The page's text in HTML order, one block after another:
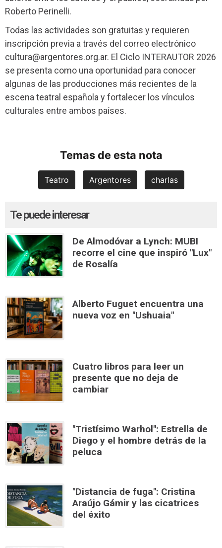
Roberto Perinelli.
Todas las actividades son gratuitas y requieren
inscripción previa a través del correo electrónico
cultura@argentores.org.ar. El Ciclo INTERAUTOR 2026
se presenta como una oportunidad para conocer
algunas de las producciones más recientes de la
escena teatral española y fortalecer los vínculos
culturales entre ambos países.
Temas de esta nota
Teatro Argentores charlas
Te puede interesar
De Almodóvar a Lynch: MUBI
recorre el cine que inspiró "Lux"
de Rosalía
Alberto Fuguet encuentra una
nueva voz en "Ushuaia"
Cuatro libros para leer un
presente que no deja de
cambiar
"Tristísimo Warhol": Estrella de
Diego y el hombre detrás de la
peluca
"Distancia de fuga": Cristina
Araújo Gámir y las cicatrices
del éxito